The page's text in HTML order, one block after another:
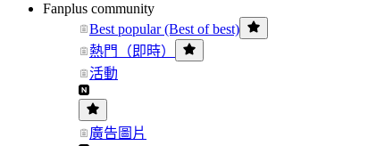
Fanplus community
Best popular (Best of best)
熱門（即時）
活動
廣告圖片